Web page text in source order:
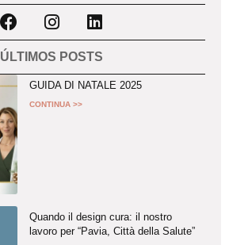
ÚLTIMOS POSTS
GUIDA DI NATALE 2025
CONTINUA >>
Quando il design cura: il nostro
lavoro per “Pavia, Città della Salute”